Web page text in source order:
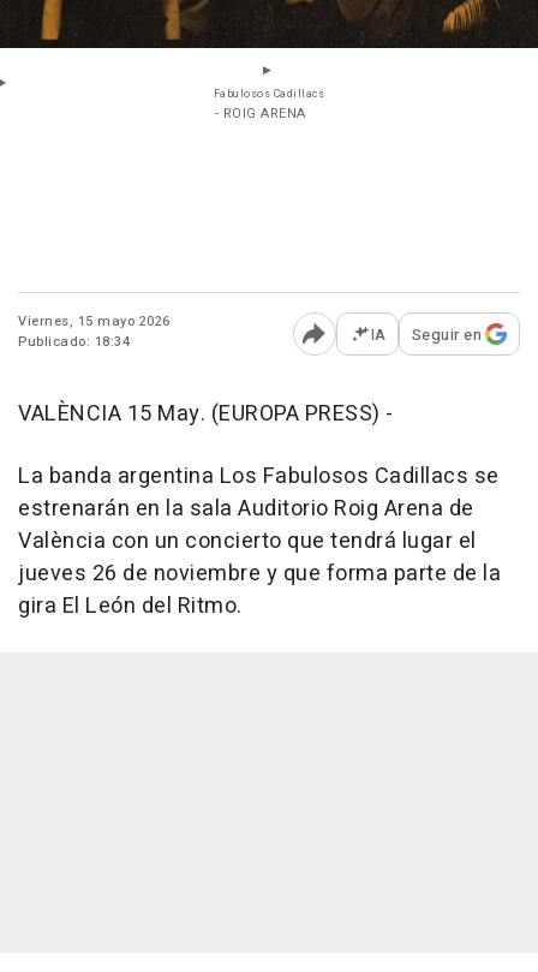
Fabulosos Cadillacs
- ROIG ARENA
Viernes, 15 mayo 2026
Publicado: 18:34
Abrir opciones para
IA Seguir en
VALÈNCIA 15 May. (EUROPA PRESS) -
La banda argentina Los Fabulosos Cadillacs se
estrenarán en la sala Auditorio Roig Arena de
València con un concierto que tendrá lugar el
jueves 26 de noviembre y que forma parte de la
gira El León del Ritmo.